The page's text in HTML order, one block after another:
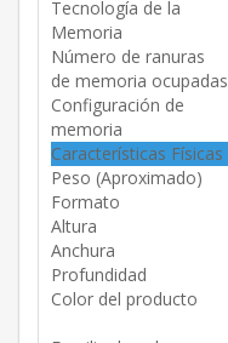
Tecnología de la
Memoria
Número de ranuras
de memoria ocupadas
Configuración de
memoria
Características Físicas
Peso (Aproximado)
Formato
Altura
Anchura
Profundidad
Color del producto